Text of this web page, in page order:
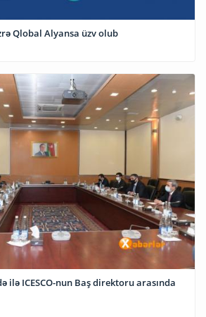
üzrə Qlobal Alyansa üzv olub
ilə ICESCO-nun Baş direktoru arasında